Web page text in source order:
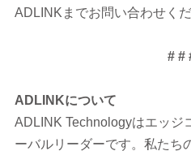
ADLINKまでお問い合わせくだ
# #
ADLINKについて
ADLINK Technologyはエッジ
ーバルリーダーです。私たち